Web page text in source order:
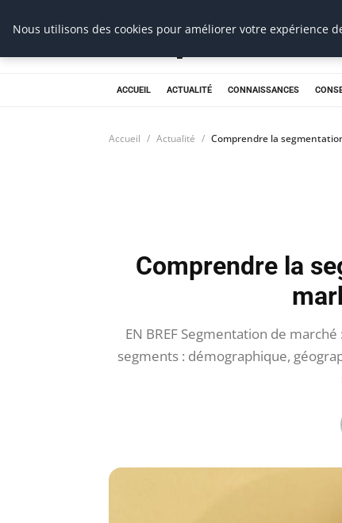
Prospection Pro
ACCUEIL ACTUALITÉ CONNAISSANCES
Accueil Actualité Comprendre la
Comprendre la
EN BREF Segmentation de
segments : démographique,
Nous utilisons des cookies pour améliorer votre expérience